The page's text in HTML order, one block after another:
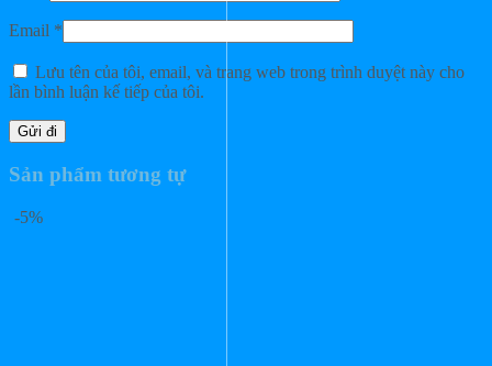
Email *
Lưu tên của tôi, email, và trang web trong trình duyệt này cho
lần bình luận kế tiếp của tôi.
Sản phẩm tương tự
-5%